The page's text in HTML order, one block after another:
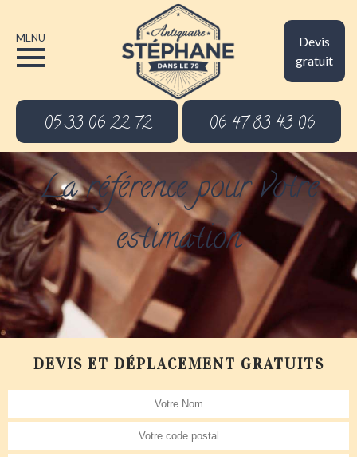
Devis
gratuit
MENU
05 33 06 22 72 06 47 83 43 06
La référence pour votre
estimation
DEVIS ET DÉPLACEMENT GRATUITS